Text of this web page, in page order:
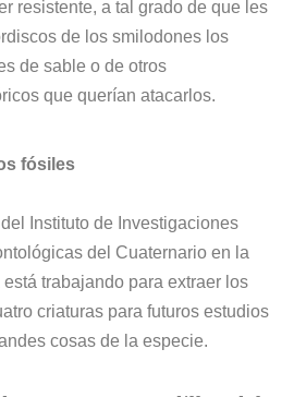
resistente, a tal grado de que les
de los smilodones los
de sable o de otros
que querían atacarlos.
fósiles
Instituto de Investigaciones
del Cuaternario en la
trabajando para extraer los
criaturas para futuros estudios
cosas de la especie.